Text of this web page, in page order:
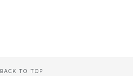
BACK TO TOP